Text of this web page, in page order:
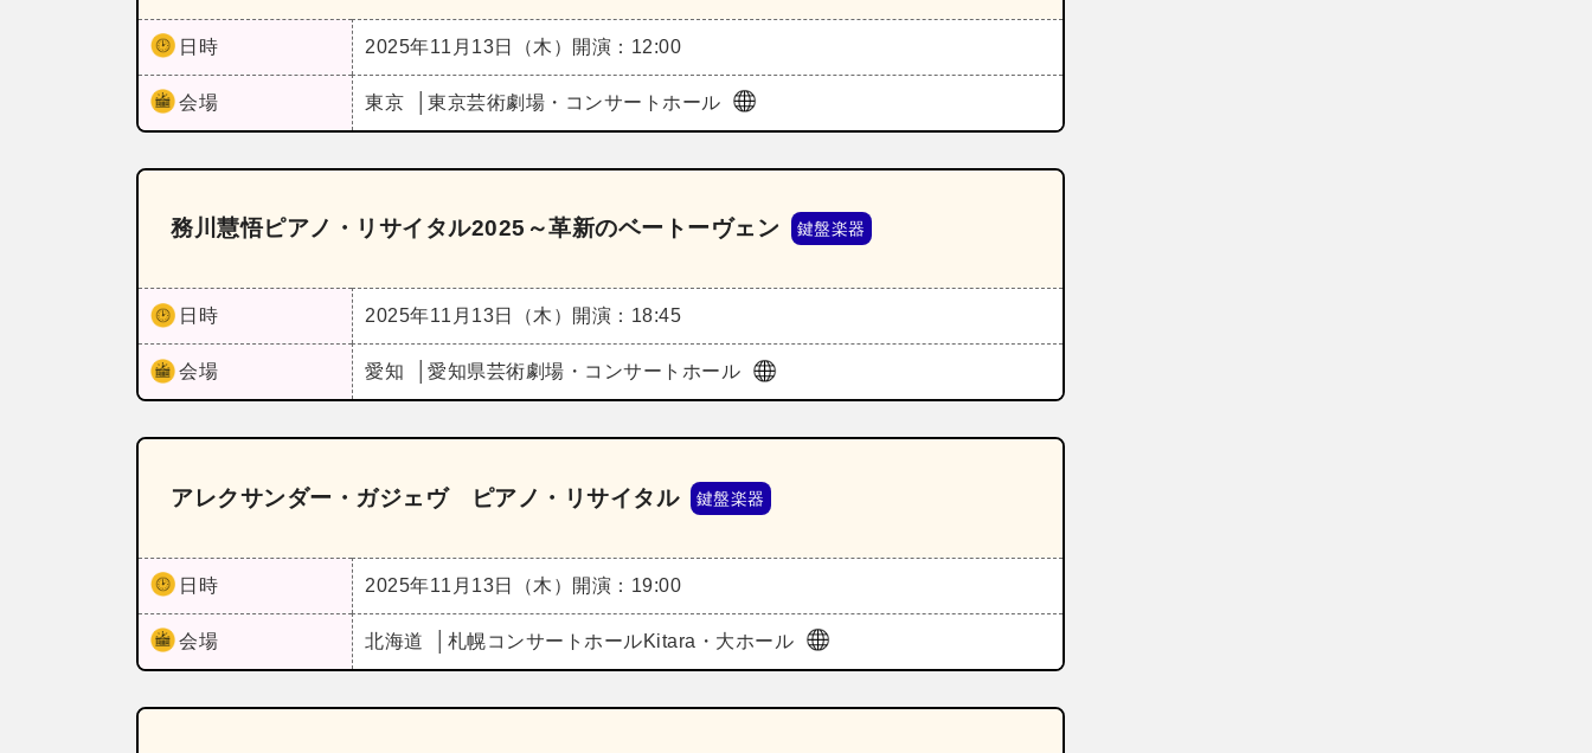
日時 2025年11月13日（木） 開演：12:00
会場 東京 東京芸術劇場・コンサートホール
務川慧悟ピアノ・リサイタル2025～革新のベートーヴェン 鍵盤楽器
日時 2025年11月13日（木） 開演：18:45
会場 愛知 愛知県芸術劇場・コンサートホール
アレクサンダー・ガジェヴ ピアノ・リサイタル 鍵盤楽器
日時 2025年11月13日（木） 開演：19:00
会場 北海道 札幌コンサートホールKitara・大ホール